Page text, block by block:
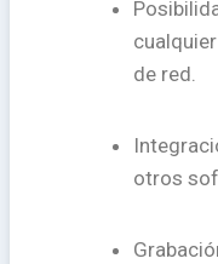
de red.
otros